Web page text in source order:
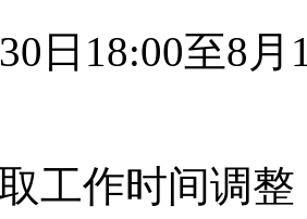
30日18:00至8
工作时间调